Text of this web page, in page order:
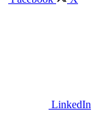
LinkedIn